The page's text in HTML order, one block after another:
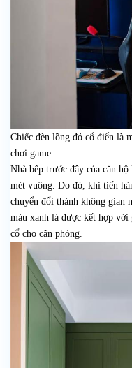
Chiếc đèn lồng đỏ cổ điển là
chơi game.
Nhà bếp trước đây của căn
mét vuông. Do đó, khi tiến
chuyển đổi thành không gian
màu xanh lá được kết hợp với
cổ cho căn phòng.